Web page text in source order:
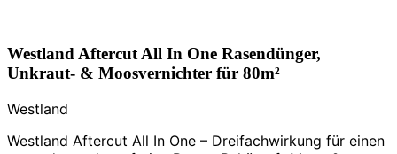
Westland Aftercut All In One Rasendünger,
Unkraut- & Moosvernichter für 80m²
Westland
Westland Aftercut All In One – Dreifachwirkung für einen